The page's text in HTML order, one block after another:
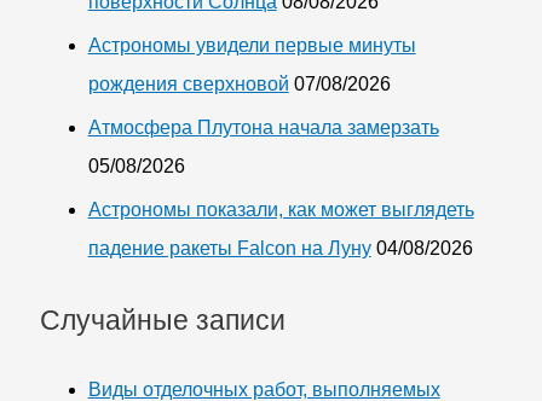
Астрономы увидели первые минуты
рождения сверхновой 07/08/2026
Атмосфера Плутона начала замерзать
05/08/2026
Астрономы показали, как может выглядеть
падение ракеты Falcon на Луну 04/08/2026
Случайные записи
Виды отделочных работ, выполняемых